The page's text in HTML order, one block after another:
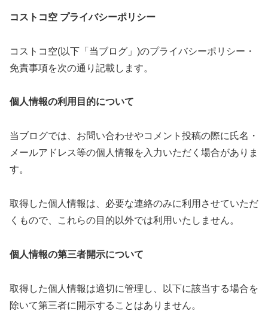
コストコ空 プライバシーポリシー
コストコ空(以下「当ブログ」)のプライバシーポリシー・
免責事項を次の通り記載します。
個人情報の利用目的について
当ブログでは、お問い合わせやコメント投稿の際に氏名・
メールアドレス等の個人情報を入力いただく場合がありま
す。
取得した個人情報は、必要な連絡のみに利用させていただ
くもので、これらの目的以外では利用いたしません。
個人情報の第三者開示について
取得した個人情報は適切に管理し、以下に該当する場合を
除いて第三者に開示することはありません。